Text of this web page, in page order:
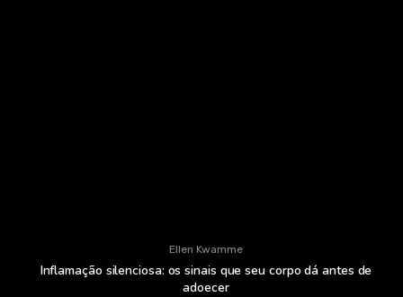
Ellen Kwamme
Inflamação silenciosa: os sinais que seu corpo dá antes de
adoecer